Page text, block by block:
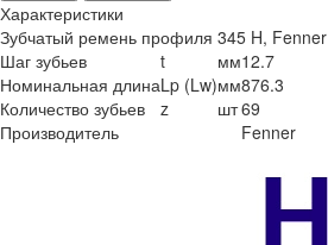
Характеристики
Зубчатый ремень профиля 345 H, Fenner
Шаг зубьев
t мм12.7
Номинальная длинаLp (Lw)мм876.3
Количество зубьев
z шт69
Производитель
Fenner